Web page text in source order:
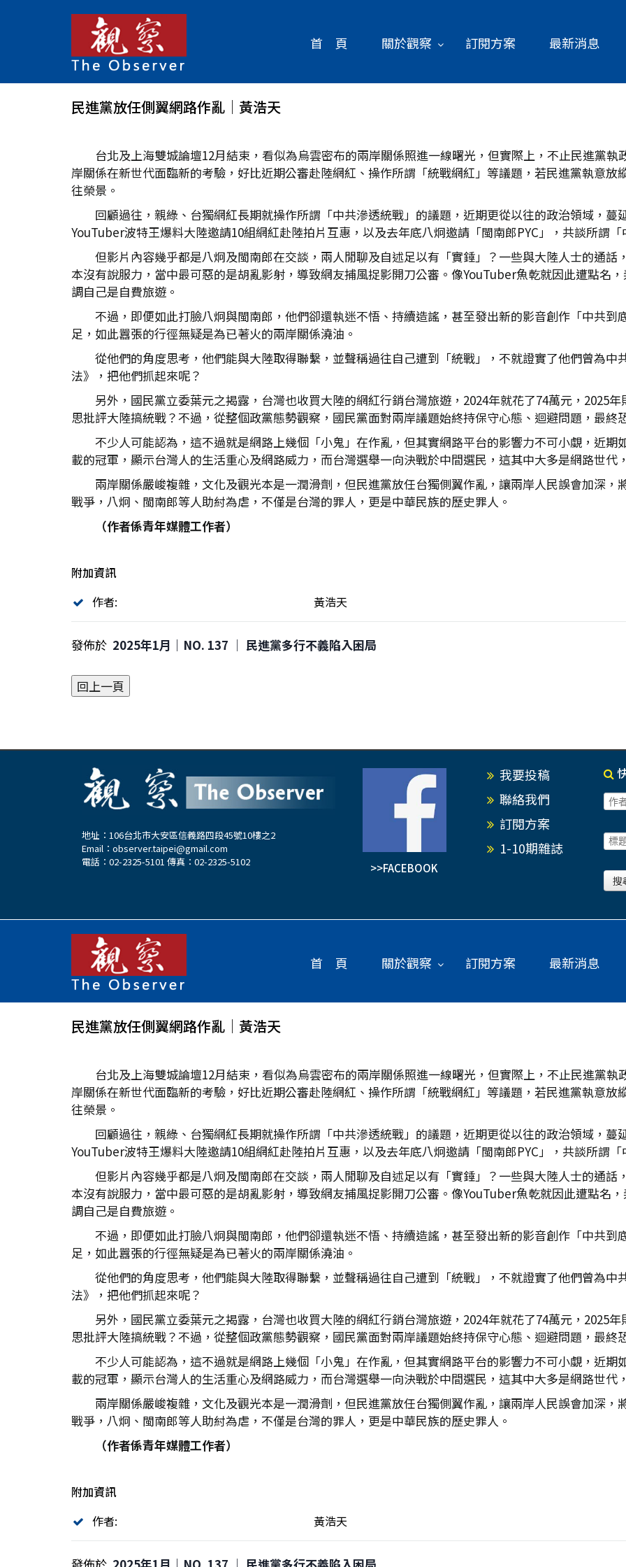
首 頁 關於觀察 訂閱方案 最新消息
民進黨放任側翼網路作亂│黃浩天
台北及上海雙城論壇12月結束，看似為烏雲密布的兩岸關係照進一線曙光，但實際上，不止民進黨
岸關係在新世代面臨新的考驗，好比近期公審赴陸網紅、操作所謂「統戰網紅」等議題，若民進黨執意
往榮景。
回顧過往，親綠、台獨網紅長期就操作所謂「中共滲透統戰」的議題，近期更從以往的政治領域，
YouTuber波特王爆料大陸邀請10組網紅赴陸拍片互惠，以及去年底八炯邀請「閩南郎PYC」，共談所謂
但影片內容幾乎都是八炯及閩南郎在交談，兩人閒聊及自述足以有「實錘」？一些與大陸人士的通
本沒有說服力，當中最可惡的是胡亂影射，導致網友捕風捉影開刀公審。像YouTuber魚乾就因此遭點名
調自己是自費旅遊。
不過，即便如此打臉八炯與閩南郎，他們卻還執迷不悟、持續造謠，甚至發出新的影音創作「中共
足，如此囂張的行徑無疑是為已著火的兩岸關係澆油。
從他們的角度思考，他們能與大陸取得聯繫，並聲稱過往自己遭到「統戰」，不就證實了他們曾為
法》，把他們抓起來呢？
另外，國民黨立委葉元之揭露，台灣也收買大陸的網紅行銷台灣旅遊，2024年就花了74萬元，2025
思批評大陸搞統戰？不過，從整個政黨態勢觀察，國民黨面對兩岸議題始終持保守心態、迴避問題，最終
不少人可能認為，這不過就是網路上幾個「小鬼」在作亂，但其實網路平台的影響力不可小覷，近
載的冠軍，顯示台灣人的生活重心及網路威力，而台灣選舉一向決戰於中間選民，這其中大多是網路世代
兩岸關係嚴峻複雜，文化及觀光本是一潤滑劑，但民進黨放任台獨側翼作亂，讓兩岸人民誤會加深
戰爭，八炯、閩南郎等人助紂為虐，不僅是台灣的罪人，更是中華民族的歷史罪人。
（作者係青年媒體工作者）
附加資訊
作者:
黃浩天
發佈於 2025年1月｜NO. 137 │ 民進黨多行不義陷入困局
地址：106台北市大安區信義路四段45號10樓之2
Email： observer.taipei@gmail.com
電話：02-2325-5101 傳真：02-2325-5102
>>FACEBOOK
我要投稿
聯絡我們
訂閱方案
1-10期雜誌
首 頁 關於觀察 訂閱方案 最新消息
民進黨放任側翼網路作亂│黃浩天
台北及上海雙城論壇12月結束，看似為烏雲密布的兩岸關係照進一線曙光，但實際上，不止民進黨
岸關係在新世代面臨新的考驗，好比近期公審赴陸網紅、操作所謂「統戰網紅」等議題，若民進黨執意
往榮景。
回顧過往，親綠、台獨網紅長期就操作所謂「中共滲透統戰」的議題，近期更從以往的政治領域，
YouTuber波特王爆料大陸邀請10組網紅赴陸拍片互惠，以及去年底八炯邀請「閩南郎PYC」，共談所謂
但影片內容幾乎都是八炯及閩南郎在交談，兩人閒聊及自述足以有「實錘」？一些與大陸人士的通
本沒有說服力，當中最可惡的是胡亂影射，導致網友捕風捉影開刀公審。像YouTuber魚乾就因此遭點名
調自己是自費旅遊。
不過，即便如此打臉八炯與閩南郎，他們卻還執迷不悟、持續造謠，甚至發出新的影音創作「中共
足，如此囂張的行徑無疑是為已著火的兩岸關係澆油。
從他們的角度思考，他們能與大陸取得聯繫，並聲稱過往自己遭到「統戰」，不就證實了他們曾為
法》，把他們抓起來呢？
另外，國民黨立委葉元之揭露，台灣也收買大陸的網紅行銷台灣旅遊，2024年就花了74萬元，2025
思批評大陸搞統戰？不過，從整個政黨態勢觀察，國民黨面對兩岸議題始終持保守心態、迴避問題，最終
不少人可能認為，這不過就是網路上幾個「小鬼」在作亂，但其實網路平台的影響力不可小覷，近
載的冠軍，顯示台灣人的生活重心及網路威力，而台灣選舉一向決戰於中間選民，這其中大多是網路世代
兩岸關係嚴峻複雜，文化及觀光本是一潤滑劑，但民進黨放任台獨側翼作亂，讓兩岸人民誤會加深
戰爭，八炯、閩南郎等人助紂為虐，不僅是台灣的罪人，更是中華民族的歷史罪人。
（作者係青年媒體工作者）
附加資訊
作者:
黃浩天